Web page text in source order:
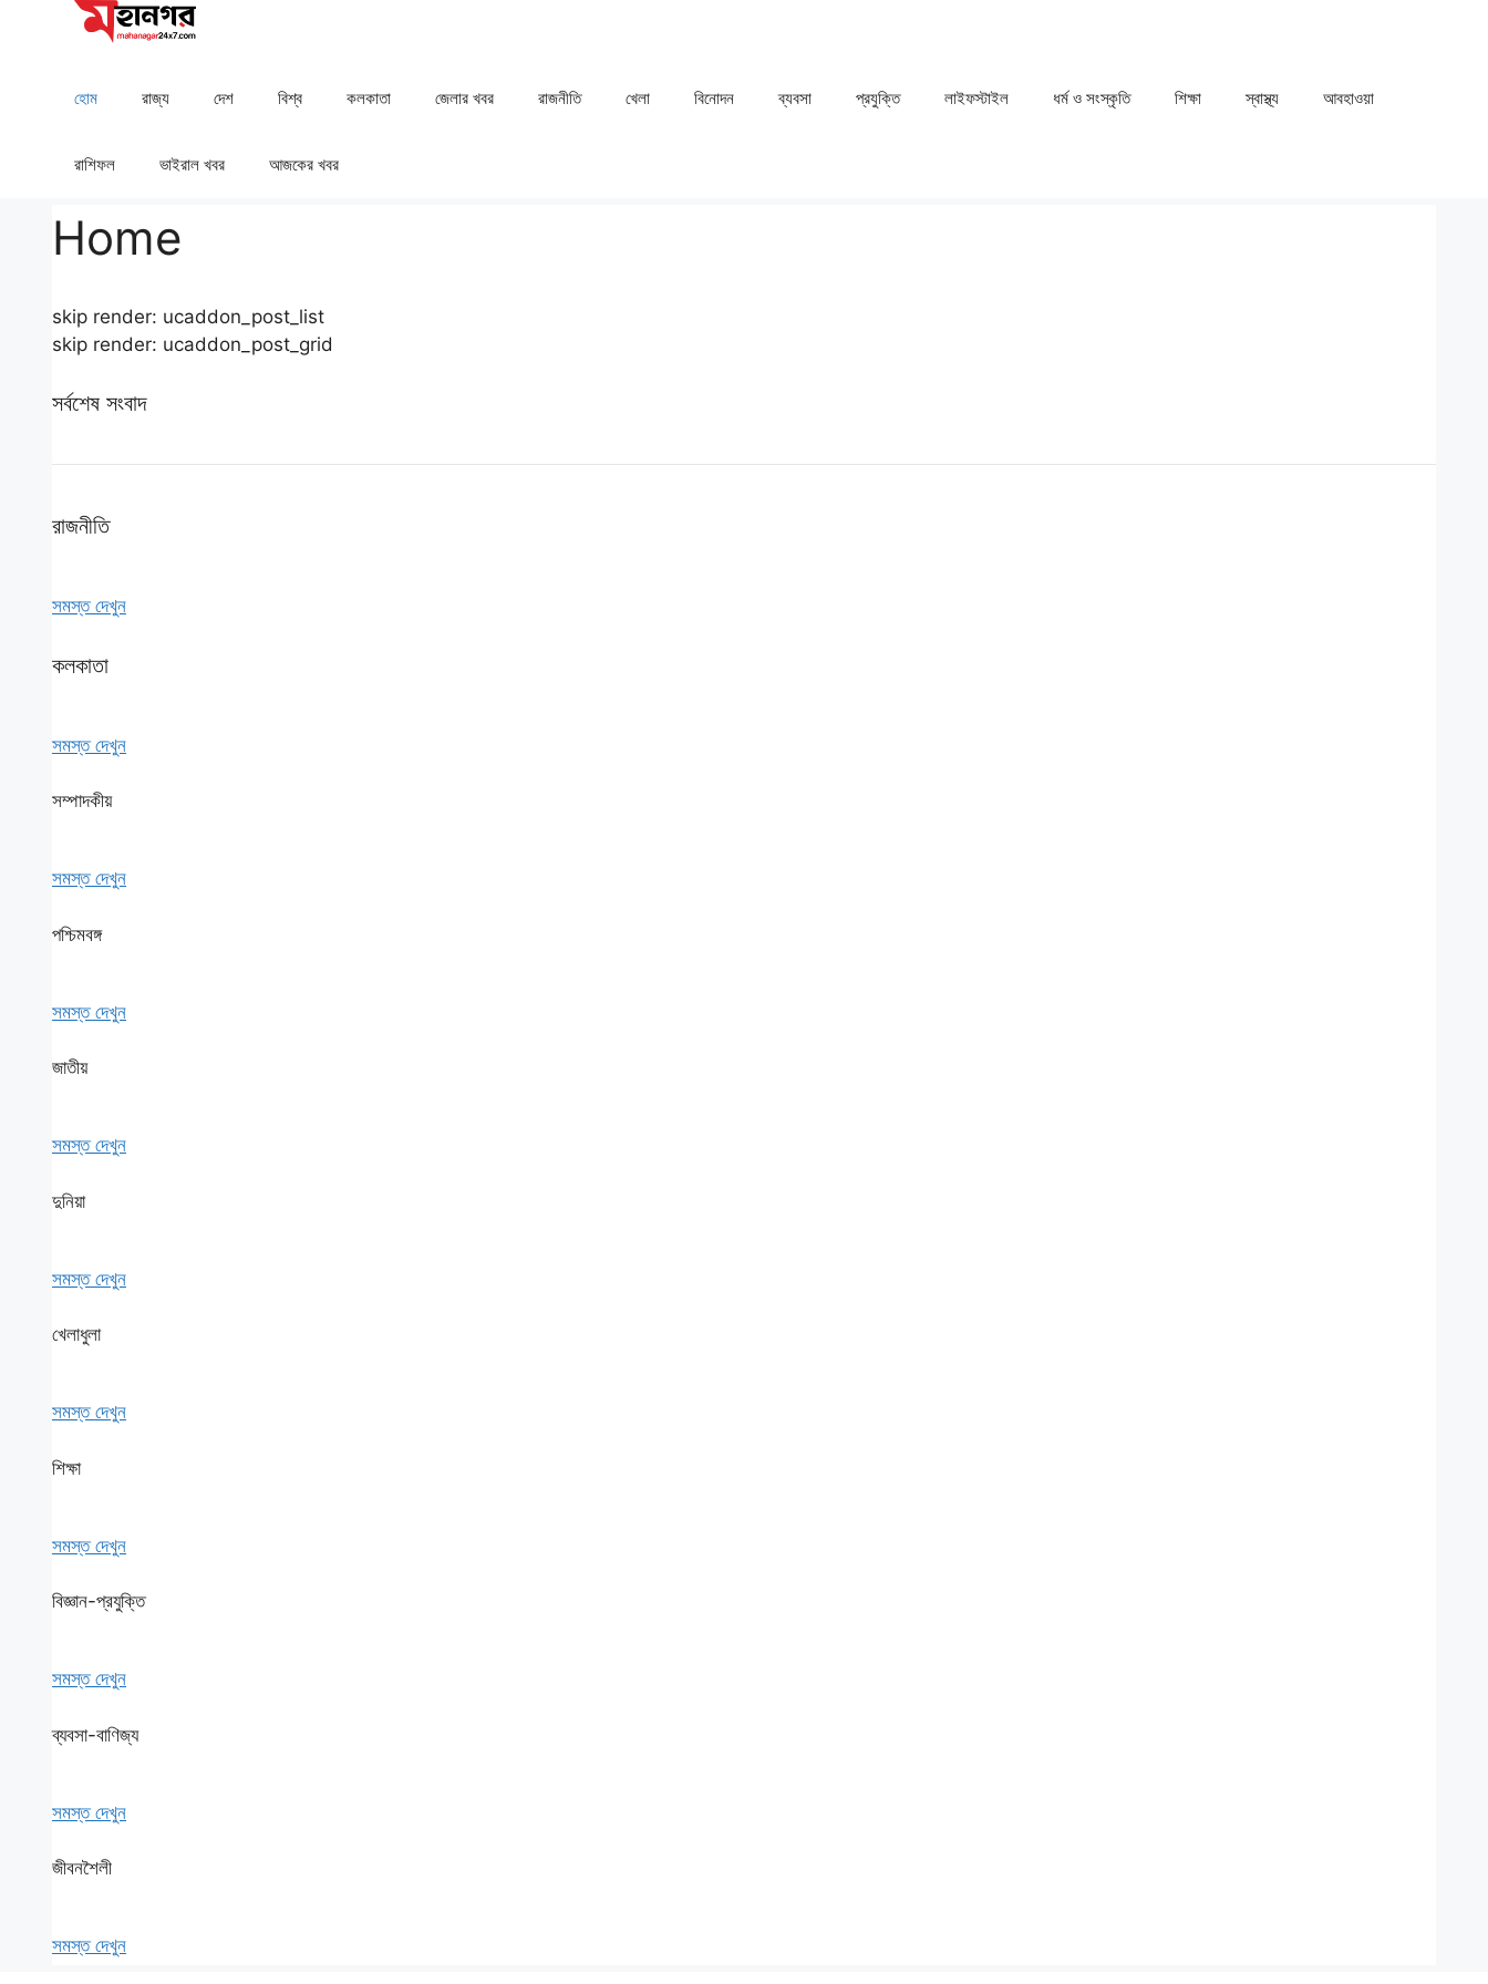
হোম রাজ্য দেশ ⁠বিশ্ব কলকাতা ⁠⁠জেলার খবর রাজনীতি খেলা ⁠বিনোদন ব্যবসা প্রযুক্তি লাইফস্টাইল ধর্ম ও সংস্কৃতি ⁠⁠শিক্ষা ⁠⁠স্বাস্থ্য ⁠⁠আবহাওয়া
রাশিফল ⁠⁠ভাইরাল খবর আজকের খবর
Home
skip render: ucaddon_post_list
skip render: ucaddon_post_grid
সর্বশেষ সংবাদ
রাজনীতি
সমস্ত দেখুন
কলকাতা
সমস্ত দেখুন
সম্পাদকীয়
সমস্ত দেখুন
পশ্চিমবঙ্গ
সমস্ত দেখুন
জাতীয়
সমস্ত দেখুন
দুনিয়া
সমস্ত দেখুন
খেলাধুলা
সমস্ত দেখুন
শিক্ষা
সমস্ত দেখুন
বিজ্ঞান-প্রযুক্তি
সমস্ত দেখুন
ব্যবসা-বাণিজ্য
সমস্ত দেখুন
জীবনশৈলী
সমস্ত দেখুন